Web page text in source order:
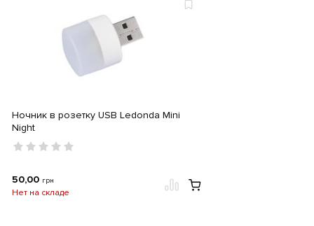
Ночник в розетку USB Ledonda Mini
Night
50,00 грн
Нет на складе